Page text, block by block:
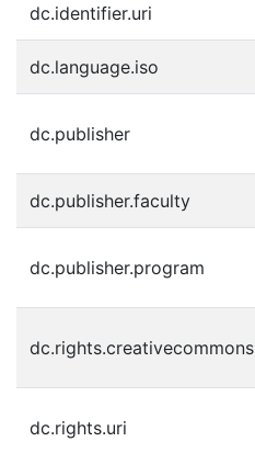
dc.identifier.uri
dc.language.iso
dc.publisher
dc.publisher.faculty
dc.publisher.program
dc.rights.creativecommons
dc.rights.uri